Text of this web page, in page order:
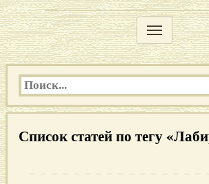
Список статей по тегу